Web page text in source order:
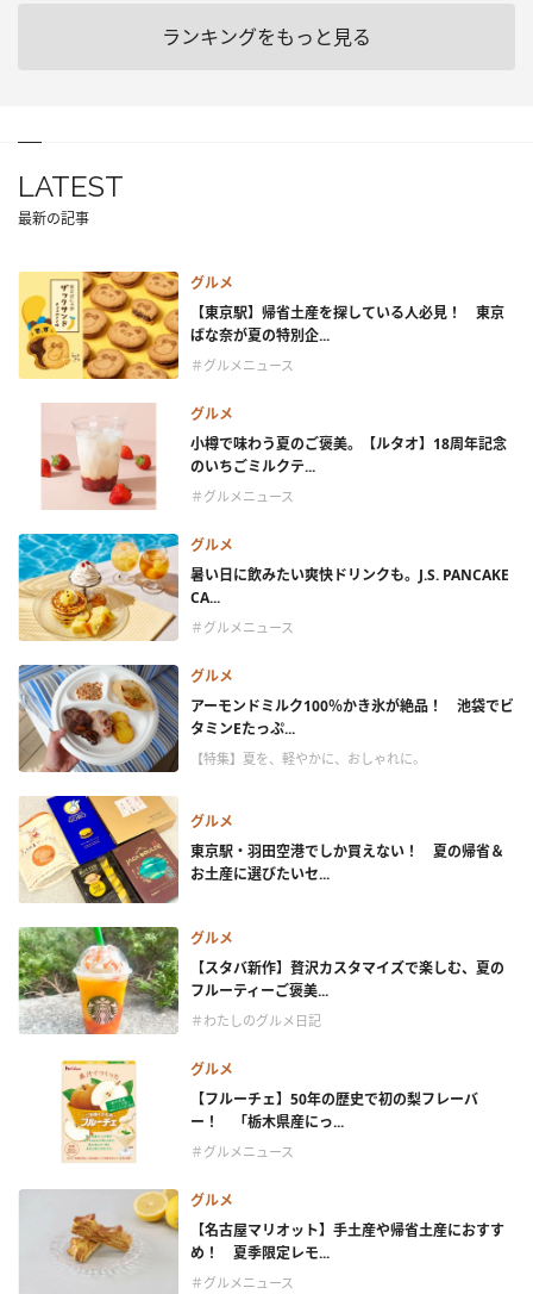
ランキングをもっと見る
LATEST
最新の記事
グルメ
【東京駅】帰省土産を探している人必見！ 東京
ばな奈が夏の特別企...
＃グルメニュース
グルメ
小樽で味わう夏のご褒美。【ルタオ】18周年記念
のいちごミルクテ...
＃グルメニュース
グルメ
暑い日に飲みたい爽快ドリンクも。J.S. PANCAKE
CA...
＃グルメニュース
グルメ
アーモンドミルク100％かき氷が絶品！ 池袋でビ
タミンEたっぷ...
【特集】夏を、軽やかに、おしゃれに。
グルメ
東京駅・羽田空港でしか買えない！ 夏の帰省＆
お土産に選びたいセ...
グルメ
【スタバ新作】贅沢カスタマイズで楽しむ、夏の
フルーティーご褒美...
＃わたしのグルメ日記
グルメ
【フルーチェ】50年の歴史で初の梨フレーバ
ー！ 「栃木県産にっ...
＃グルメニュース
グルメ
【名古屋マリオット】手土産や帰省土産におすす
め！ 夏季限定レモ...
＃グルメニュース